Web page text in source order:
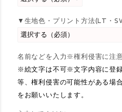
▼生地色・プリント方法(LT・
名前などを入力※権利侵害に
※絵文字は不可※文字内容に登
等、権利侵害の可能性がある場
をお願いいたします。